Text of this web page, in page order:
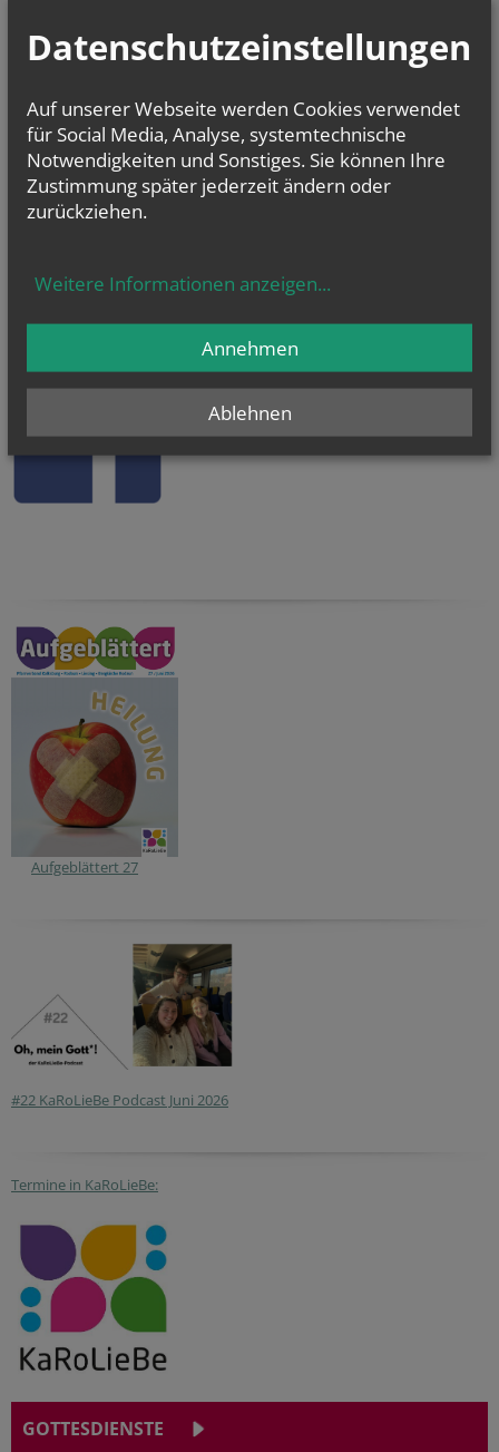
Aufgeblättert 27
#22 KaRoLieBe Podcast Juni 2026
Termine in KaRoLieBe:
GOTTESDIENSTE
Datenschutzeinstellungen
Auf unserer Webseite werden Cookies verwendet
für Social Media, Analyse, systemtechnische
Notwendigkeiten und Sonstiges. Sie können Ihre
Zustimmung später jederzeit ändern oder
zurückziehen.
Weitere Informationen anzeigen...
Ablehnen
Annehmen